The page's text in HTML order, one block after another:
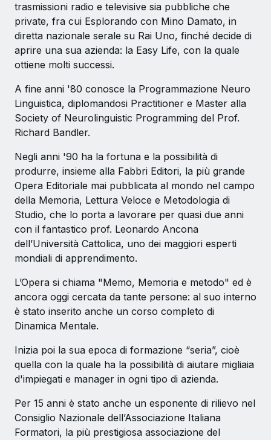
trasmissioni radio e televisive sia pubbliche che
private, fra cui Esplorando con Mino Damato, in
diretta nazionale serale su Rai Uno, finché decide di
aprire una sua azienda: la Easy Life, con la quale
ottiene molti successi.
A fine anni '80 conosce la Programmazione Neuro
Linguistica, diplomandosi Practitioner e Master alla
Society of Neurolinguistic Programming del Prof.
Richard Bandler.
Negli anni '90 ha la fortuna e la possibilità di
produrre, insieme alla Fabbri Editori, la più grande
Opera Editoriale mai pubblicata al mondo nel campo
della Memoria, Lettura Veloce e Metodologia di
Studio, che lo porta a lavorare per quasi due anni
con il fantastico prof. Leonardo Ancona
dell’Università Cattolica, uno dei maggiori esperti
mondiali di apprendimento.
L’Opera si chiama "Memo, Memoria e metodo" ed è
ancora oggi cercata da tante persone: al suo interno
è stato inserito anche un corso completo di
Dinamica Mentale.
Inizia poi la sua epoca di formazione “seria”, cioè
quella con la quale ha la possibilità di aiutare migliaia
d'impiegati e manager in ogni tipo di azienda.
Per 15 anni è stato anche un esponente di rilievo nel
Consiglio Nazionale dell’Associazione Italiana
Formatori, la più prestigiosa associazione del